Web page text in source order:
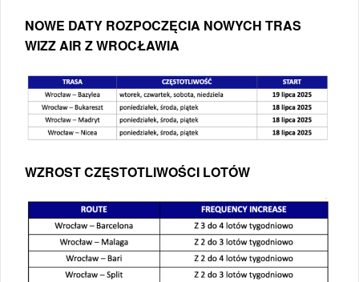
NOWE DATY ROZPOCZĘCIA NOWYCH TRAS
WIZZ AIR Z WROCŁAWIA
WZROST CZĘSTOTLIWOŚCI LOTÓW